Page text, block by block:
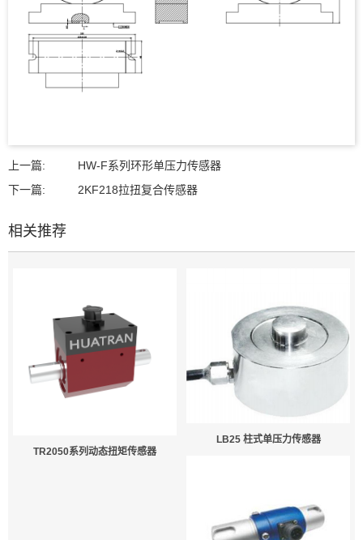
上一篇:
HW-F系列环形单压力传感器
下一篇:
2KF218拉扭复合传感器
相关推荐
TR2050系列动态扭矩传感器
LB25 柱式单压力传感器